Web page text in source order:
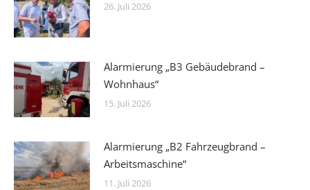
26. Juli 2026
Alarmierung „B3 Gebäudebrand –
Wohnhaus“
15. Juli 2026
Alarmierung „B2 Fahrzeugbrand –
Arbeitsmaschine“
11. Juli 2026